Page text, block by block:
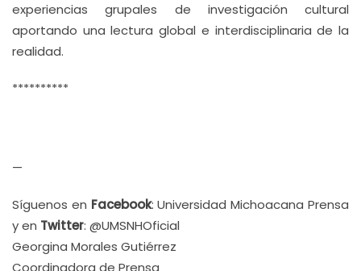
experiencias grupales de investigación cultural
aportando una lectura global e interdisciplinaria de la
realidad.
**********
—
Síguenos en Facebook: Universidad Michoacana Prensa
y en Twitter: @UMSNHOficial
Georgina Morales Gutiérrez
Coordinadora de Prensa